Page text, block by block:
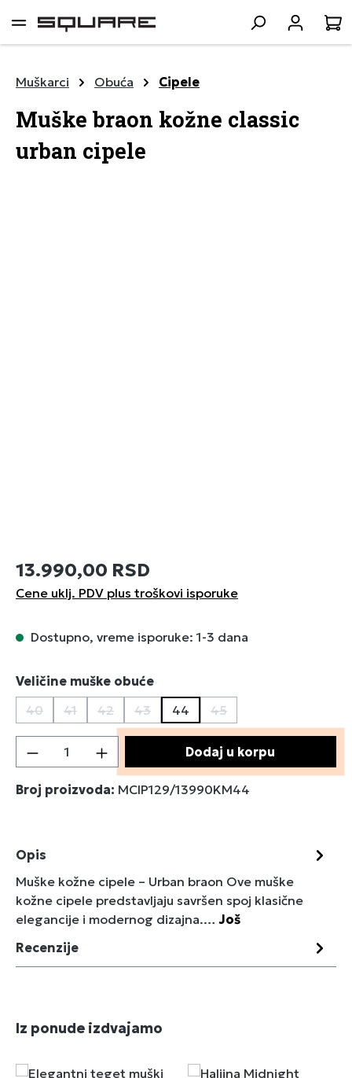
sadržaj
Muškarci Obuća Cipele
Muške braon kožne classic
urban cipele
13.990,00 RSD
Cene uklj. PDV plus troškovi isporuke
Dostupno, vreme isporuke: 1-3 dana
Izaberi
Veličine muške obuće
40
(Ova opcija trenutno nije dostupna.)
41
(Ova opcija trenutno nije dostupna.)
42
(Ova opcija trenutno nije dostupna.)
43
(Ova opcija trenutno nije dostupna.)
44 45
(Ova opcija trenutno
Količina proizvoda: Unesite željenu
Dodaj u korpu
Broj proizvoda: MCIP129/13990KM44
Opis
Muške kožne cipele – Urban braon Ove muške
kožne cipele predstavljaju savršen spoj klasične
elegancije i modernog dizajna.…Još
Recenzije
Preskoči galeriju proizvoda
Iz ponude izdvajamo